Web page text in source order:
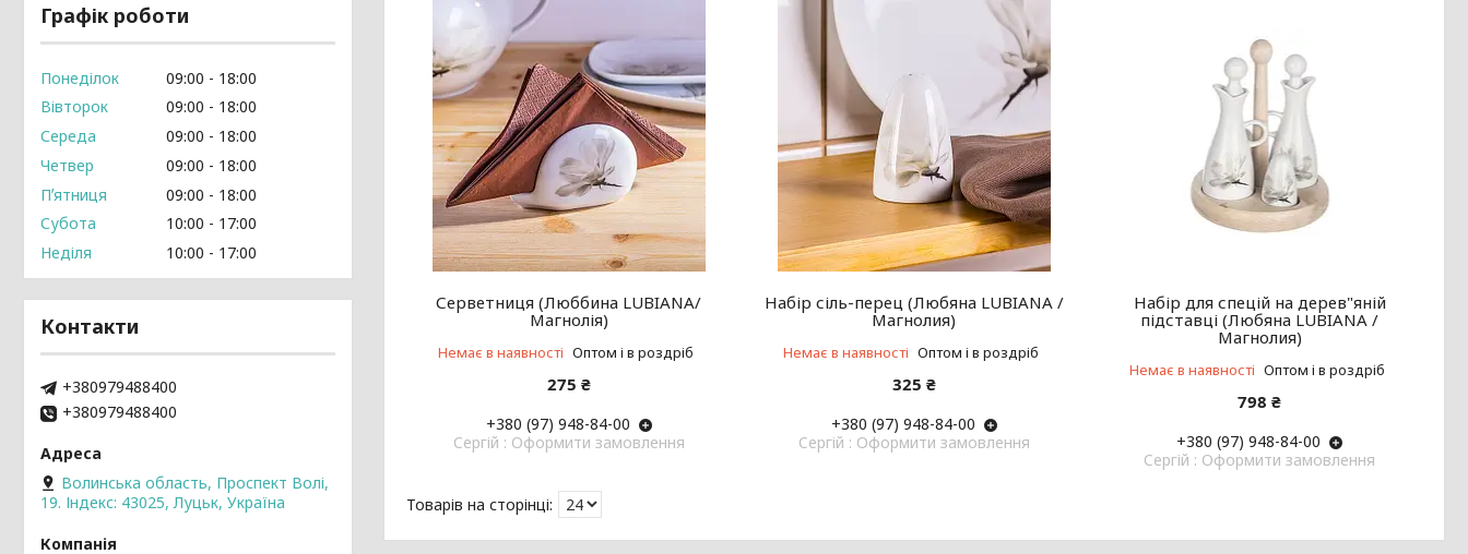
Серветниця (Люббина LUBIANA/
Магнолія)
Немає в наявності Оптом і в роздріб
275 ₴
+380 (97) 948-84-00
Cергій : Оформити замовлення
Набір сіль-перец (Любяна LUBIANA /
Магнолия)
Немає в наявності Оптом і в роздріб
325 ₴
+380 (97) 948-84-00
Cергій : Оформити замовлення
Набір для спецій на дерев"яній
підставці (Любяна LUBIANA /
Магнолия)
Немає в наявності Оптом і в роздріб
798 ₴
+380 (97) 948-84-00
Cергій : Оформити замовлення
Графік роботи
Понеділок 09:00
18:00
Вівторок
09:00
18:00
Середа
09:00
18:00
Четвер
09:00
18:00
Пʼятниця
09:00
18:00
Субота
10:00
17:00
Неділя
10:00 17:00
Контакти
+380979488400
+380979488400
Волинська область, Проспект Волі,
19. Індекс: 43025, Луцьк, Україна